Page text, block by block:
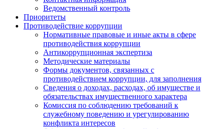
Ведомственный контроль
Приоритеты
Противодействие коррупции
Нормативные правовые и иные акты в сфере
противодействия коррупции
Антикоррупционная экспертиза
Методические материалы
Формы документов, связанных с
противодействием коррупции, для заполнения
Сведения о доходах, расходах, об имуществе и
обязательствах имущественного характера
Комиссия по соблюдению требований к
служебному поведению и урегулированию
конфликта интересов